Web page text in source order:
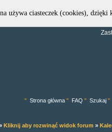
" Strona główna " FAQ " Szukaj "
Kliknij aby rozwinąć widok forum »
używa ciasteczek (cookies),